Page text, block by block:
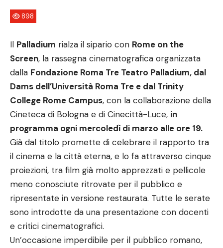
898
Il Palladium rialza il sipario con Rome on the
Screen, la rassegna cinematografica organizzata
dalla Fondazione Roma Tre Teatro Palladium, dal
Dams dell’Università Roma Tre e dal Trinity
College Rome Campus, con la collaborazione della
Cineteca di Bologna e di Cinecittà-Luce, in
programma ogni mercoledì di marzo alle ore 19.
Già dal titolo promette di celebrare il rapporto tra
il cinema e la città eterna, e lo fa attraverso cinque
proiezioni, tra film già molto apprezzati e pellicole
meno conosciute ritrovate per il pubblico e
ripresentate in versione restaurata. Tutte le serate
sono introdotte da una presentazione con docenti
e critici cinematografici.
Un’occasione imperdibile per il pubblico romano,